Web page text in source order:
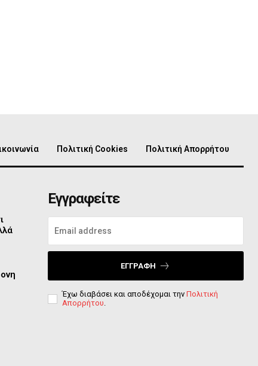
Πολιτική Cookies Πολιτική Απορρήτου
Εγγραφείτε
ΕΓΓΡΑΦΉ
Έχω διαβάσει και αποδέχομαι την Πολιτική
Απορρήτου.